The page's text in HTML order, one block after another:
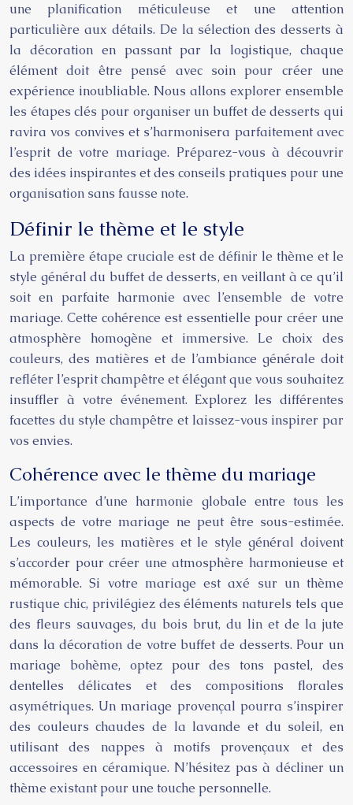
une planification méticuleuse et une attention
particulière aux détails. De la sélection des desserts à
la décoration en passant par la logistique, chaque
élément doit être pensé avec soin pour créer une
expérience inoubliable. Nous allons explorer ensemble
les étapes clés pour organiser un buffet de desserts qui
ravira vos convives et s’harmonisera parfaitement avec
l’esprit de votre mariage. Préparez-vous à découvrir
des idées inspirantes et des conseils pratiques pour une
organisation sans fausse note.
Définir le thème et le style
La première étape cruciale est de définir le thème et le
style général du buffet de desserts, en veillant à ce qu’il
soit en parfaite harmonie avec l’ensemble de votre
mariage. Cette cohérence est essentielle pour créer une
atmosphère homogène et immersive. Le choix des
couleurs, des matières et de l’ambiance générale doit
refléter l’esprit champêtre et élégant que vous souhaitez
insuffler à votre événement. Explorez les différentes
facettes du style champêtre et laissez-vous inspirer par
vos envies.
Cohérence avec le thème du mariage
L’importance d’une harmonie globale entre tous les
aspects de votre mariage ne peut être sous-estimée.
Les couleurs, les matières et le style général doivent
s’accorder pour créer une atmosphère harmonieuse et
mémorable. Si votre mariage est axé sur un thème
rustique chic, privilégiez des éléments naturels tels que
des fleurs sauvages, du bois brut, du lin et de la jute
dans la décoration de votre buffet de desserts. Pour un
mariage bohème, optez pour des tons pastel, des
dentelles délicates et des compositions florales
asymétriques. Un mariage provençal pourra s’inspirer
des couleurs chaudes de la lavande et du soleil, en
utilisant des nappes à motifs provençaux et des
accessoires en céramique. N’hésitez pas à décliner un
thème existant pour une touche personnelle.